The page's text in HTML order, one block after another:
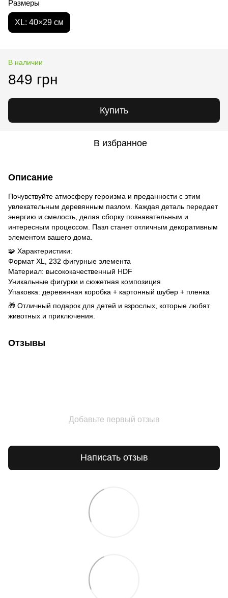
Размеры
XL: 40×29 см
В наличии
849 грн
Купить
В избранное
Описание
Почувствуйте атмосферу героизма и преданности с этим
увлекательным деревянным пазлом. Каждая деталь передает
энергию и смелость, делая сборку познавательным и
интересным процессом. Пазл станет отличным декоративным
элементом вашего дома.
🧩 Характеристики:
Формат XL, 232 фигурные элемента
Материал: высококачественный HDF
Уникальные фигурки и сюжетная композиция
Упаковка: деревянная коробка + картонный шубер + пленка
🎁 Отличный подарок для детей и взрослых, которые любят
животных и приключения.
Отзывы
Добавьте первый отзыв
Написать отзыв